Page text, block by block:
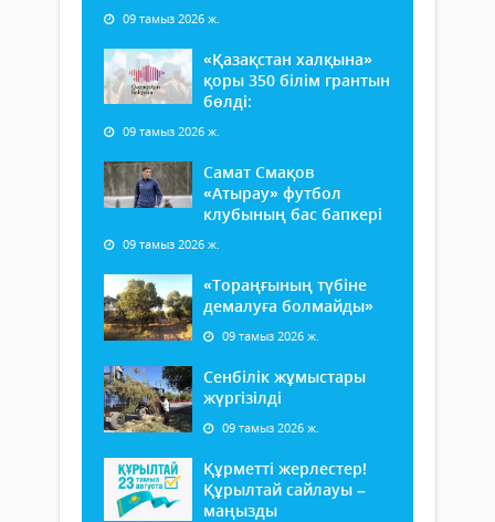
09 тамыз 2026 ж.
«Қазақстан халқына»
қоры 350 білім грантын
бөлді:
09 тамыз 2026 ж.
Самат Смақов
«Атырау» футбол
клубының бас бапкері
09 тамыз 2026 ж.
«Тораңғының түбіне
демалуға болмайды»
09 тамыз 2026 ж.
Сенбілік жұмыстары
жүргізілді
09 тамыз 2026 ж.
Құрметті жерлестер!
Құрылтай сайлауы –
маңызды